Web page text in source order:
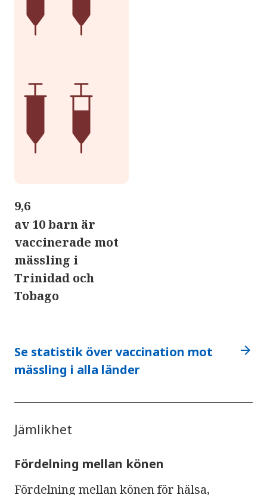
9,6
av 10 barn är
vaccinerade mot
mässling i
Trinidad och
Tobago
Se statistik över vaccination mot
mässling i alla länder
arrow_forward
Jämlikhet
Fördelning mellan könen
Fördelning mellan könen för hälsa,